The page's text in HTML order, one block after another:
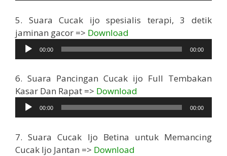
5. Suara Cucak ijo spesialis terapi, 3 detik
jaminan gacor => Download
Audio
00:00 00:00
6. Suara Pancingan Cucak ijo Full Tembakan
Kasar Dan Rapat => Download
Audio
00:00 00:00
7. Suara Cucak Ijo Betina untuk Memancing
Cucak Ijo Jantan => Download